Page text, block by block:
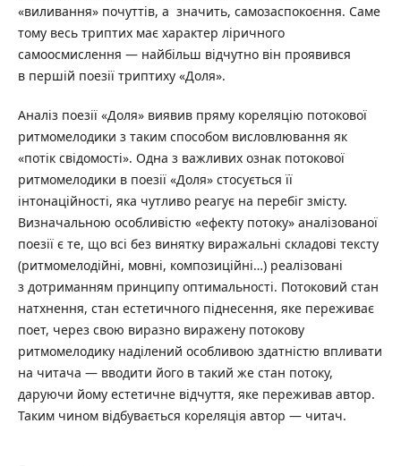
«виливання» почуттів, а значить, самозаспокоєння. Саме
тому весь триптих має характер ліричного
самоосмислення — найбільш відчутно він проявився
в першій поезії триптиху «Доля».
Аналіз поезії «Доля» виявив пряму кореляцію потокової
ритмомелодики з таким способом висловлювання як
«потік свідомості». Одна з важливих ознак потокової
ритмомелодики в поезії «Доля» стосується її
інтонаційності, яка чутливо реагує на перебіг змісту.
Визначальною особливістю «ефекту потоку» аналізованої
поезії є те, що всі без винятку виражальні складові тексту
(ритмомелодійні, мовні, композиційні…) реалізовані
з дотриманням принципу оптимальності. Потоковий стан
натхнення, стан естетичного піднесення, яке переживає
поет, через свою виразно виражену потокову
ритмомелодику наділений особливою здатністю впливати
на читача — вводити його в такий же стан потоку,
даруючи йому естетичне відчуття, яке переживав автор.
Таким чином відбувається кореляція автор — читач.